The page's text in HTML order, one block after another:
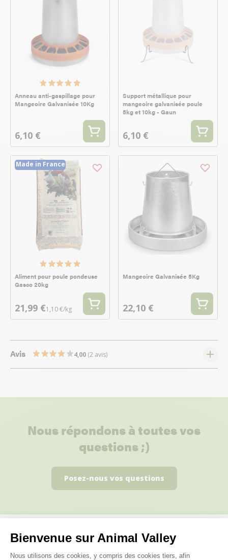
Bienvenue sur Animal Valley
Plateforme de Gestion du
Nous utilisons des cookies, y compris des cookies tiers, afin
Anneau anti-gaspillage pour
Mangeoire Galvanisée 10Kg
6,10 €
Support métallique pour
mangeoire galvanisée poule
5kg et 10kg - Gaun
6,10 €
Made in France
Aliment pour poule pondeuse
Gasco 20kg
21,99 €1,10 €/kg
Mangeoire Galvanisée 5Kg
22,10 €
Avis 4,00 (2 avis)
Nous répondons à toutes vos
questions ;)
Posez-nous vos questions
Ces produits peuvent vous